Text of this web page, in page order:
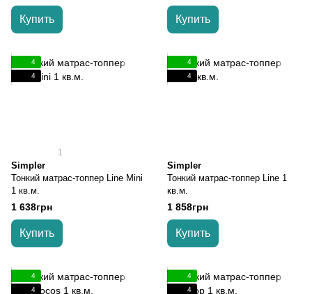
Купить Купить
4
4
1
Simpler
Тонкий матрас-топпер Line Mini
1 кв.м.
1 638грн
Купить
4
4
Simpler
Тонкий матрас-топпер Line 1
кв.м.
1 858грн
Купить
4
4
4
4